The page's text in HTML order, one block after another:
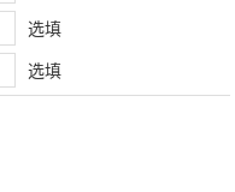
选填
选填